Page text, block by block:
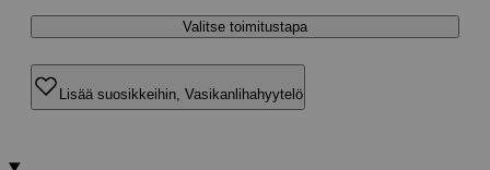
Valitse toimitustapa
Lisää suosikkeihin, Vasikanlihahyytelö